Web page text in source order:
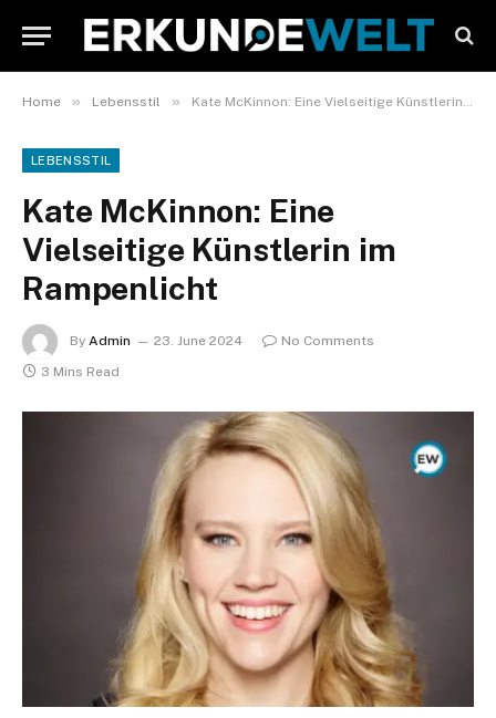
Home » Lebensstil » Kate McKinnon: Eine Vielseitige Künstlerin im Rampenlicht
LEBENSSTIL
Kate McKinnon: Eine
Vielseitige Künstlerin im
Rampenlicht
By Admin 23. June 2024
No Comments
3 Mins Read